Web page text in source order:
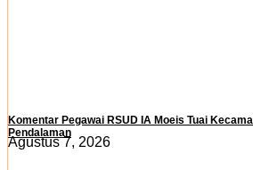
Komentar Pegawai RSUD IA Moeis Tuai
Pendalaman
Agustus 7, 2026